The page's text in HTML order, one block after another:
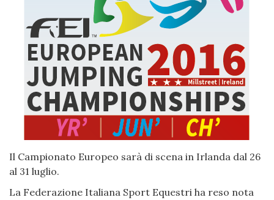
Il Campionato Europeo sarà di scena in Irlanda dal 26
al 31 luglio.
La Federazione Italiana Sport Equestri ha reso nota